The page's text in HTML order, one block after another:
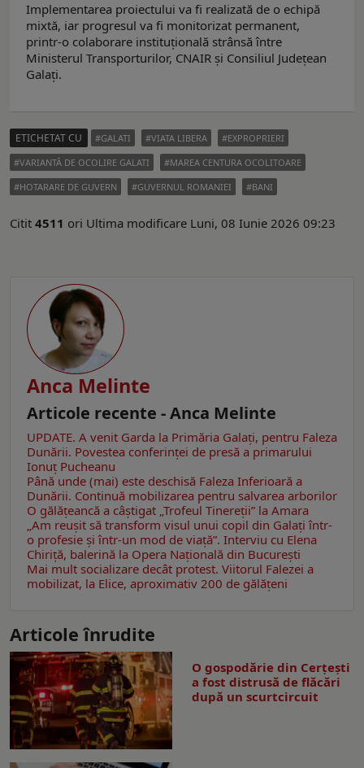
Implementarea proiectului va fi realizată de o echipă
mixtă, iar progresul va fi monitorizat permanent,
printr-o colaborare instituțională strânsă între
Ministerul Transporturilor, CNAIR și Consiliul Județean
Galați.
ETICHETAT CU GALATI VIATA LIBERA
EXPROPRIERI
VARIANTĂ DE OCOLIRE GALATI
MAREA CENTURA OCOLITOARE
HOTARARE DE GUVERN
GUVERNUL ROMANIEI BANI
Citit 4511 ori Ultima modificare Luni, 08 Iunie 2026 09:23
Anca Melinte
Articole recente - Anca Melinte
UPDATE. A venit Garda la Primăria Galaţi, pentru Faleza
Dunării. Povestea conferinţei de presă a primarului
Ionuţ Pucheanu
Până unde (mai) este deschisă Faleza Inferioară a
Dunării. Continuă mobilizarea pentru salvarea arborilor
O gălăţeancă a câştigat „Trofeul Tinereții” la Amara
„Am reușit să transform visul unui copil din Galați într-
o profesie și într-un mod de viață”. Interviu cu Elena
Chiriţă, balerină la Opera Naţională din Bucureşti
Mai mult socializare decât protest. Viitorul Falezei a
mobilizat, la Elice, aproximativ 200 de gălăţeni
Articole înrudite
O gospodărie din Cerțești
a fost distrusă de flăcări
după un scurtcircuit